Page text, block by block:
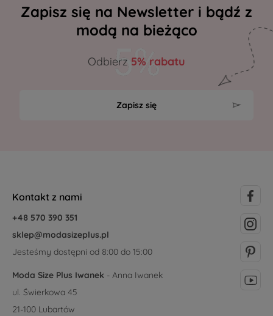
Zapisz się na Newsletter i bądź z
modą na bieżąco
Odbierz 5% rabatu
Zapisz się
Kontakt z nami
+48 570 390 351
sklep@modasizeplus.pl
Jesteśmy dostępni od 8:00 do 15:00
Moda Size Plus Iwanek - Anna Iwanek
ul. Świerkowa 45
21-100 Lubartów